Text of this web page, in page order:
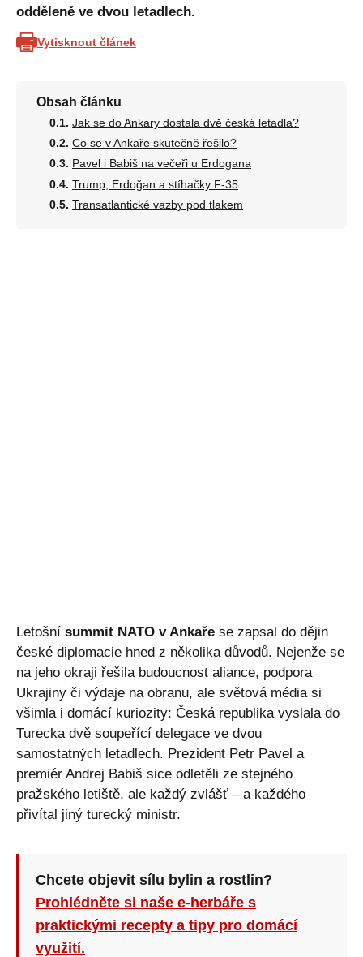
odděleně ve dvou letadlech.
Vytisknout článek
Obsah článku
Jak se do Ankary dostala dvě česká letadla?
Co se v Ankaře skutečně řešilo?
Pavel i Babiš na večeři u Erdogana
Trump, Erdoğan a stíhačky F-35
Transatlantické vazby pod tlakem
Letošní summit NATO v Ankaře se zapsal do dějin
české diplomacie hned z několika důvodů. Nejenže se
na jeho okraji řešila budoucnost aliance, podpora
Ukrajiny či výdaje na obranu, ale světová média si
všimla i domácí kuriozity: Česká republika vyslala do
Turecka dvě soupeřící delegace ve dvou
samostatných letadlech. Prezident Petr Pavel a
premiér Andrej Babiš sice odletěli ze stejného
pražského letiště, ale každý zvlášť – a každého
přivítal jiný turecký ministr.
Chcete objevit sílu bylin a rostlin?
Prohlédněte si naše e-herbáře s
praktickými recepty a tipy pro domácí
využití.